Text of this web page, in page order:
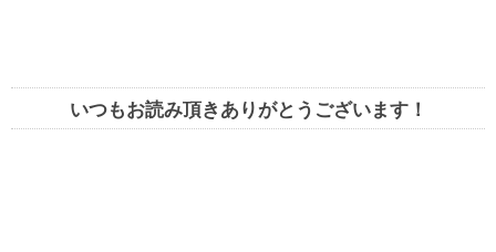
いつもお読み頂きありがとうございます！